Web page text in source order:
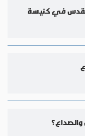
في كنيسة
والصداع؟